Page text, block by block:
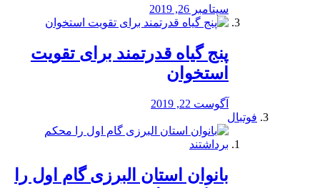
سپتامبر 26, 2019
پنج گیاه قدرتمند برای تقویت
استخوان
آگوست 22, 2019
فوتبال
بانوان استان البرزی گام اول را